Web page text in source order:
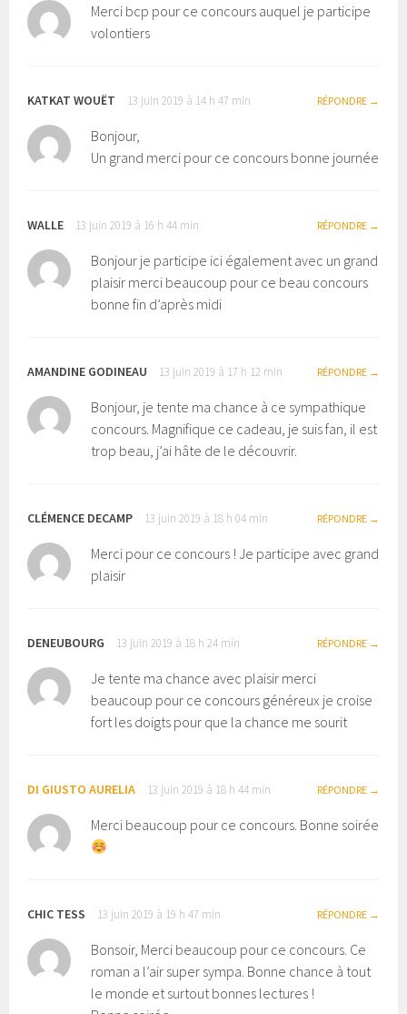
Merci bcp pour ce concours auquel je participe
volontiers
KATKAT WOUËT 13 juin 2019 à 14 h 47 min RÉPONDRE
Bonjour,
Un grand merci pour ce concours bonne journée
WALLE 13 juin 2019 à 16 h 44 min RÉPONDRE
Bonjour je participe ici également avec un grand
plaisir merci beaucoup pour ce beau concours
bonne fin d’après midi
AMANDINE GODINEAU 13 juin 2019 à 17 h 12 min RÉPONDRE
Bonjour, je tente ma chance à ce sympathique
concours. Magnifique ce cadeau, je suis fan, il est
trop beau, j’ai hâte de le découvrir.
CLÉMENCE DECAMP 13 juin 2019 à 18 h 04 min RÉPONDRE
Merci pour ce concours ! Je participe avec grand
plaisir
DENEUBOURG 13 juin 2019 à 18 h 24 min RÉPONDRE
Je tente ma chance avec plaisir merci
beaucoup pour ce concours généreux je croise
fort les doigts pour que la chance me sourit
DI GIUSTO AURELIA 13 juin 2019 à 18 h 44 min RÉPONDRE
Merci beaucoup pour ce concours. Bonne soirée
CHIC TESS 13 juin 2019 à 19 h 47 min RÉPONDRE
Bonsoir, Merci beaucoup pour ce concours. Ce
roman a l’air super sympa. Bonne chance à tout
le monde et surtout bonnes lectures !